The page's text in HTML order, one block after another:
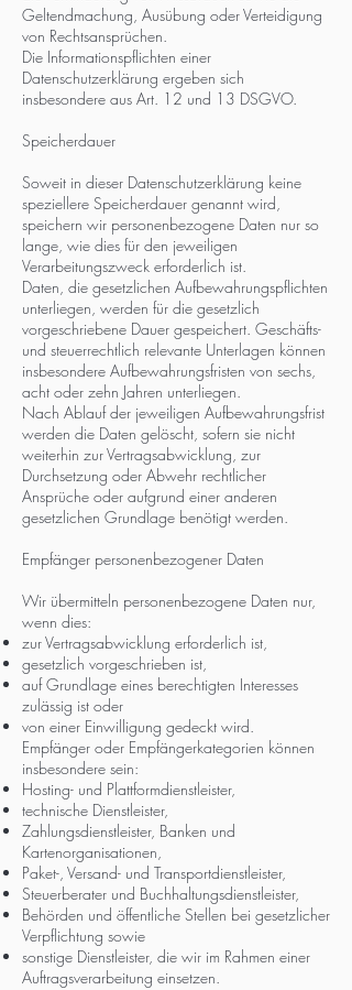
Geltendmachung, Ausübung oder Verteidigung
von Rechtsansprüchen.
Die Informationspflichten einer
Datenschutzerklärung ergeben sich
insbesondere aus Art. 12 und 13 DSGVO.
Speicherdauer
Soweit in dieser Datenschutzerklärung keine
speziellere Speicherdauer genannt wird,
speichern wir personenbezogene Daten nur so
lange, wie dies für den jeweiligen
Verarbeitungszweck erforderlich ist.
Daten, die gesetzlichen Aufbewahrungspflichten
unterliegen, werden für die gesetzlich
vorgeschriebene Dauer gespeichert. Geschäfts-
und steuerrechtlich relevante Unterlagen können
insbesondere Aufbewahrungsfristen von sechs,
acht oder zehn Jahren unterliegen.
Nach Ablauf der jeweiligen Aufbewahrungsfrist
werden die Daten gelöscht, sofern sie nicht
weiterhin zur Vertragsabwicklung, zur
Durchsetzung oder Abwehr rechtlicher
Ansprüche oder aufgrund einer anderen
gesetzlichen Grundlage benötigt werden.
Empfänger personenbezogener Daten
Wir übermitteln personenbezogene Daten nur,
wenn dies:
zur Vertragsabwicklung erforderlich ist,
gesetzlich vorgeschrieben ist,
auf Grundlage eines berechtigten Interesses
zulässig ist oder
von einer Einwilligung gedeckt wird.
Empfänger oder Empfängerkategorien können
insbesondere sein:
Hosting- und Plattformdienstleister,
technische Dienstleister,
Zahlungsdienstleister, Banken und
Kartenorganisationen,
Paket-, Versand- und Transportdienstleister,
Steuerberater und Buchhaltungsdienstleister,
Behörden und öffentliche Stellen bei gesetzlicher
Verpflichtung sowie
sonstige Dienstleister, die wir im Rahmen einer
Auftragsverarbeitung einsetzen.